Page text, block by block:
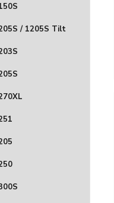
/ 1205S Tilt